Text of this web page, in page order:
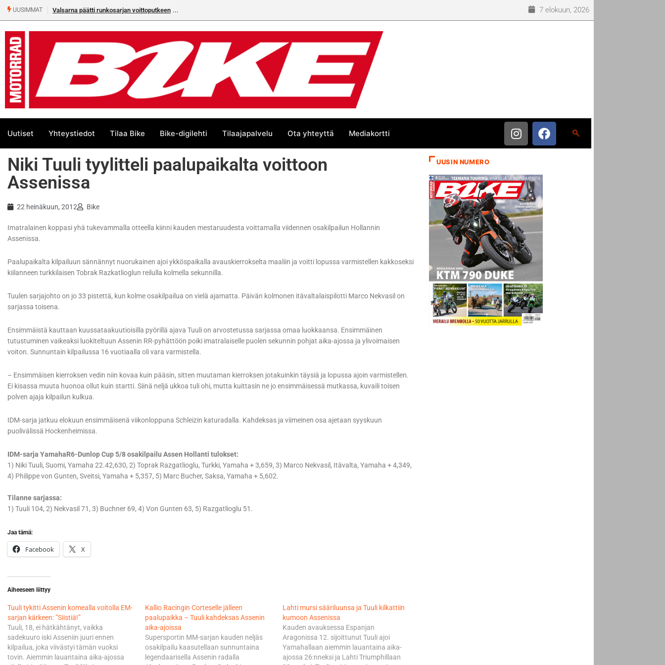
UUSIMMAT Valsarna päätti runkosarjan voittoputkeen 7 elokuun, 2026
Uutiset Yhteystiedot Tilaa Bike Bike-digilehti Tilaajapalvelu Ota yhteyttä Mediakortti
Niki Tuuli tyylitteli paalupaikalta voittoon
Assenissa
22 heinäkuun, 2012 Bike
Imatralainen koppasi yhä tukevammalla otteella kiinni kauden mestaruudesta voittamalla viidennen osakilpailun Hollannin
Assenissa.
Paalupaikalta kilpailuun sännännyt nuorukainen ajoi ykköspaikalla avauskierrokselta maaliin ja voitti lopussa varmistellen kakkoseksi
kiilanneen turkkilaisen Tobrak Razkatlioglun reilulla kolmella sekunnilla.
Tuulen sarjajohto on jo 33 pistettä, kun kolme osakilpailua on vielä ajamatta. Päivän kolmonen itävaltalaispilotti Marco Nekvasil on
sarjassa toisena.
Ensimmäistä kauttaan kuussataakuutioisilla pyörillä ajava Tuuli on arvostetussa sarjassa omaa luokkaansa. Ensimmäinen
tutustuminen vaikeaksi luokiteltuun Assenin RR-pyhättöön poiki imatralaiselle puolen sekunnin pohjat aika-ajossa ja ylivoimaisen
voiton. Sunnuntain kilpailussa 16 vuotiaalla oli vara varmistella.
– Ensimmäisen kierroksen vedin niin kovaa kuin pääsin, sitten muutaman kierroksen jotakuinkin täysiä ja lopussa ajoin varmistellen.
Ei kisassa muuta huonoa ollut kuin startti. Siinä neljä ukkoa tuli ohi, mutta kuittasin ne jo ensimmäisessä mutkassa, kuvaili toisen
polven ajaja kilpailun kulkua.
IDM-sarja jatkuu elokuun ensimmäisenä viikonloppuna Schleizin katuradalla. Kahdeksas ja viimeinen osa ajetaan syyskuun
puolivälissä Hockenheimissa.
IDM-sarja YamahaR6-Dunlop Cup 5/8 osakilpailu Assen Hollanti tulokset:
1) Niki Tuuli, Suomi, Yamaha 22.42,630, 2) Toprak Razgatlioglu, Turkki, Yamaha + 3,659, 3) Marco Nekvasil, Itävalta, Yamaha + 4,349,
4) Philippe von Gunten, Sveitsi, Yamaha + 5,357, 5) Marc Bucher, Saksa, Yamaha + 5,602.
Tilanne sarjassa:
1) Tuuli 104, 2) Nekvasil 71, 3) Buchner 69, 4) Von Gunten 63, 5) Razgatlioglu 51.
Jaa tämä:
Facebook X
Aiheeseen liittyy
Tuuli tykitti Assenin komealla voitolla EM-
sarjan kärkeen: ”Siistiä!”
Tuuli, 18, ei hätkähtänyt, vaikka
sadekuuro iski Asseniin juuri ennen
kilpailua, joka viivästyi tämän vuoksi
tovin. Aiemmin lauantaina aika-ajossa
Kallio Racingin Corteselle jälleen
paalupaikka – Tuuli kahdeksas Assenin
aika-ajoissa
Supersportin MM-sarjan kauden neljäs
osakilpailu kaasutellaan sunnuntaina
legendaarisella Assenin radalla
Lahti mursi sääriluunsa ja Tuuli kilkattiin
kumoon Assenissa
Kauden avauksessa Espanjan
Aragonissa 12. sijoittunut Tuuli ajoi
Yamahallaan aiemmin lauantaina aika-
ajossa 26:nneksi ja Lahti Triumphillaan
UUSIN NUMERO